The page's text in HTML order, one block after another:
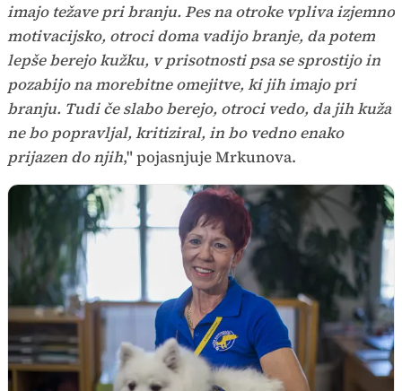
imajo težave pri branju. Pes na otroke vpliva izjemno
motivacijsko, otroci doma vadijo branje, da potem
lepše berejo kužku, v prisotnosti psa se sprostijo in
pozabijo na morebitne omejitve, ki jih imajo pri
branju. Tudi če slabo berejo, otroci vedo, da jih kuža
ne bo popravljal, kritiziral, in bo vedno enako
prijazen do njih," pojasnjuje Mrkunova.